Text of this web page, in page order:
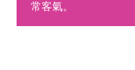
常客氣。